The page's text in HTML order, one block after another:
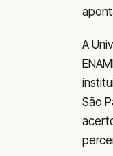
A
São